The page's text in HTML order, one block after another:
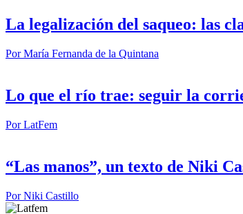
La legalización del saqueo: las
PorMaría Fernanda de la Quintana
Lo que el río trae: seguir la
PorLatFem
“Las manos”, un texto de Niki
PorNiki Castillo